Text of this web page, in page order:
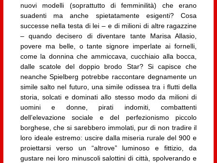
nuovi modelli (soprattutto di femminilità) che erano
suadenti ma anche spietatamente esigenti? Cosa
successe nella testa di lei – e di milioni di altre ragazzine
– quando decisero di diventare tante Marisa Allasio,
povere ma belle, o tante signore imperlate ai fornelli,
come la donnina che ammiccava, cucchiaio alla bocca,
dalle scatole del doppio brodo Star? Si capisce che
neanche Spielberg potrebbe raccontare degnamente un
simile salto nel futuro, una simile odissea tra i flutti della
storia, solcati e dominati allo stesso modo da milioni di
uomini e donne, pirati indomiti, combattenti
dell’elevazione sociale e del perfezionismo piccolo
borghese, che si sarebbero immolati, pur di non tradire il
loro ideale estremo: uscire dalla miseria rurale del 900 e
proiettarsi verso un “altrove” luminoso e fittizio, da
gustare nei loro minuscoli salottini di città, spolverando e